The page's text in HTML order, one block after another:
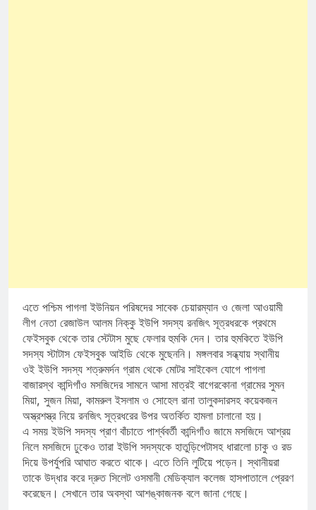
এতে পশ্চিম পাগলা ইউনিয়ন পরিষদের সাবেক চেয়ারম্যান ও জেলা আওয়ামী
লীগ নেতা রেজাউল আলম নিক্কু ইউপি সদস্য রনজিৎ সূত্রধরকে প্রথমে
ফেইসবুক থেকে তার স্টেটাস মুছে ফেলার হুমকি দেন। তার হুমকিতে ইউপি
সদস্য স্টাটাস ফেইসবুক আইডি থেকে মুছেননি। মঙ্গলবার সন্ধ্যায় স্থানীয়
ওই ইউপি সদস্য শত্রুমর্দন গ্রাম থেকে মোটর সাইকেল যোগে পাগলা
বাজারস্থ কান্দিগাঁও মসজিদের সামনে আসা মাত্রই বাগেরকোনা গ্রামের সুমন
মিয়া, সুজন মিয়া, কামরুল ইসলাম ও সোহেল রানা তালুকদারসহ কয়েকজন
অস্ত্রশস্ত্র নিয়ে রনজিৎ সূত্রধরের উপর অতর্কিত হামলা চালানো হয়।
এ সময় ইউপি সদস্য প্রাণ বাঁচাতে পার্শ্ববর্তী কান্দিগাঁও জামে মসজিদে আশ্রয়
নিলে মসজিদে ঢুকেও তারা ইউপি সদস্যকে হাতুড়িপেটাসহ ধারালো চাকু ও রড
দিয়ে উপর্যুপরি আঘাত করতে থাকে। এতে তিনি লুটিয়ে পড়েন। স্থানীয়রা
তাকে উদ্ধার করে দ্রুত সিলেট ওসমানী মেডিক্যাল কলেজ হাসপাতালে প্রেরণ
করেছেন। সেখানে তার অবস্থা আশঙ্কাজনক বলে জানা গেছে।